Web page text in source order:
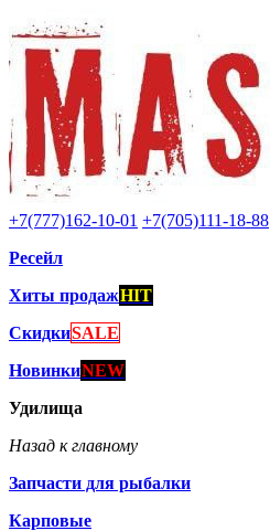
+7(777)162-10-01 +7(705)111-18-88
Ресейл
Хиты продажHIT
СкидкиSALE
НовинкиNEW
Удилища
Назад к главному
Запчасти для рыбалки
Карповые